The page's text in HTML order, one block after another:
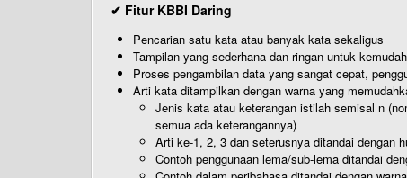
✔ Fitur KBBI Daring
Pencarian satu kata atau banyak kata sekaligus
Tampilan yang sederhana dan ringan untuk
Proses pengambilan data yang sangat cepat,
Arti kata ditampilkan dengan warna yang
Jenis kata atau keterangan istilah semisal n
semua ada keterangannya)
Arti ke-1, 2, 3 dan seterusnya ditandai dengan
Contoh penggunaan lema/sub-lema ditandai